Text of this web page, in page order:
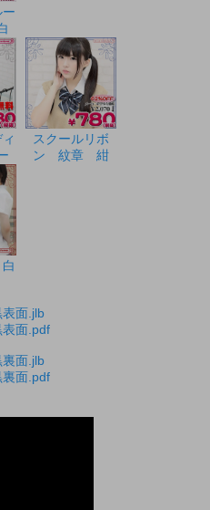
ー
スクールリボ
ン 紋章 紺
面.jlb
面.pdf
面.jlb
面.pdf